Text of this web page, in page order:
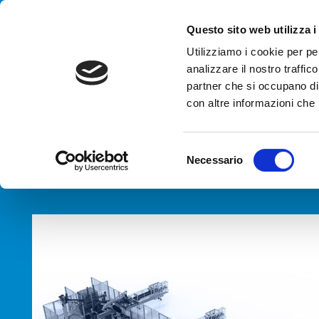
Questo sito web utilizza i
Utilizziamo i cookie per
analizzare il nostro
partner che si occupano
con altre informazioni
e
Necessario
AGENCJA